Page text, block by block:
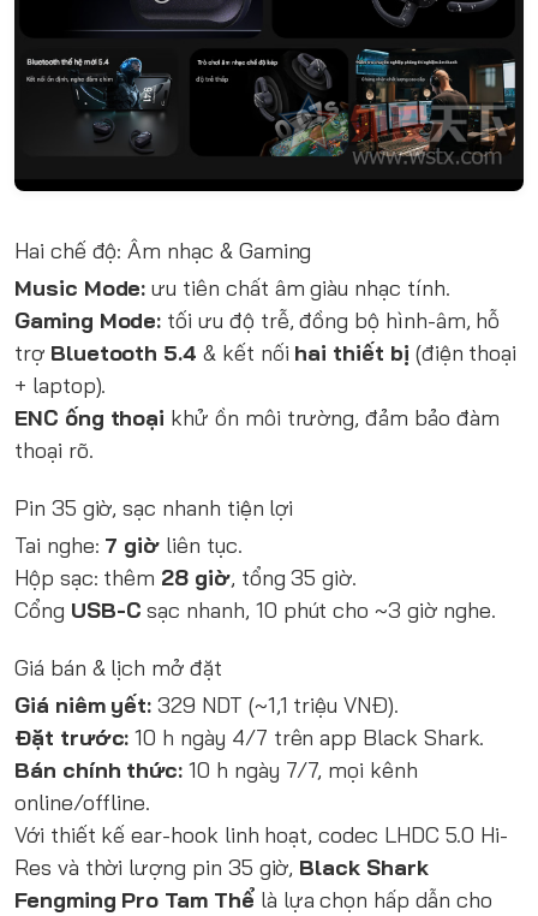
Hai chế độ: Âm nhạc & Gaming
Music Mode: ưu tiên chất âm giàu nhạc tính.
Gaming Mode: tối ưu độ trễ, đồng bộ hình-âm, hỗ
trợ Bluetooth 5.4 & kết nối hai thiết bị (điện thoại
+ laptop).
ENC ống thoại khử ồn môi trường, đảm bảo đàm
thoại rõ.
Pin 35 giờ, sạc nhanh tiện lợi
Tai nghe: 7 giờ liên tục.
Hộp sạc: thêm 28 giờ, tổng 35 giờ.
Cổng USB-C sạc nhanh, 10 phút cho ~3 giờ nghe.
Giá bán & lịch mở đặt
Giá niêm yết: 329 NDT (~1,1 triệu VNĐ).
Đặt trước: 10 h ngày 4/7 trên app Black Shark.
Bán chính thức: 10 h ngày 7/7, mọi kênh
online/offline.
Với thiết kế ear-hook linh hoạt, codec LHDC 5.0 Hi-
Res và thời lượng pin 35 giờ, Black Shark
Fengming Pro Tam Thểlà lựa chọn hấp dẫn cho